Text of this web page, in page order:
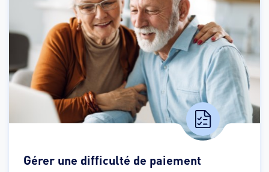
Gérer une difficulté de paiement